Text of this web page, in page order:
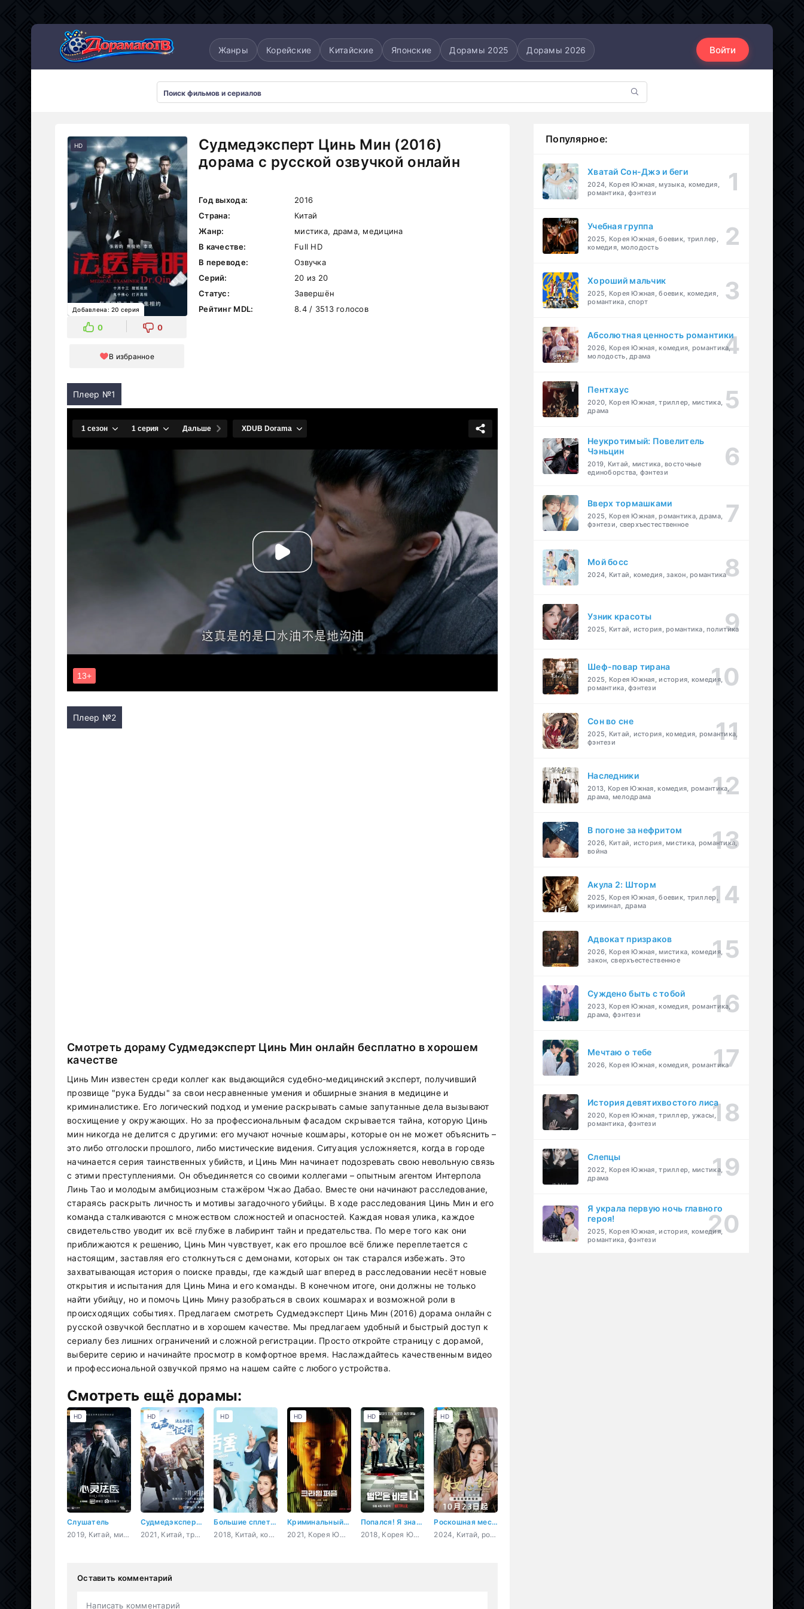
Жанры Корейские Китайские Японские Дорамы 2025 Дорамы 2026 Войти
HD
Добавлена: 20 серия
0 0
В избранное
Судмедэксперт Цинь Мин (2016)
дорама с русской озвучкой онлайн
Год выхода:
2016
Страна:
Китай
Жанр:
мистика, драма, медицина
В качестве:
Full HD
В переводе:
Озвучка
Серий:
20 из 20
Статус:
Завершён
Рейтинг MDL:
8.4 / 3513 голосов
Плеер №1
Плеер №2
Смотреть дораму Судмедэксперт Цинь Мин онлайн бесплатно в хорошем
качестве
Цинь Мин известен среди коллег как выдающийся судебно-медицинский эксперт, получивший
прозвище "рука Будды" за свои несравненные умения и обширные знания в медицине и
криминалистике. Его логический подход и умение раскрывать самые запутанные дела вызывают
восхищение у окружающих. Но за профессиональным фасадом скрывается тайна, которую Цинь
мин никогда не делится с другими: его мучают ночные кошмары, которые он не может объяснить –
это либо отголоски прошлого, либо мистические видения. Ситуация усложняется, когда в городе
начинается серия таинственных убийств, и Цинь Мин начинает подозревать свою невольную связь
с этими преступлениями. Он объединяется со своими коллегами – опытным агентом Интерпола
Линь Тао и молодым амбициозным стажёром Чжао Дабао. Вместе они начинают расследование,
стараясь раскрыть личность и мотивы загадочного убийцы. В ходе расследования Цинь Мин и его
команда сталкиваются с множеством сложностей и опасностей. Каждая новая улика, каждое
свидетельство уводит их всё глубже в лабиринт тайн и предательства. По мере того как они
приближаются к решению, Цинь Мин чувствует, как его прошлое всё ближе переплетается с
настоящим, заставляя его столкнуться с демонами, которых он так старался избежать. Это
захватывающая история о поиске правды, где каждый шаг вперед в расследовании несёт новые
открытия и испытания для Цинь Мина и его команды. В конечном итоге, они должны не только
найти убийцу, но и помочь Цинь Мину разобраться в своих кошмарах и возможной роли в
происходящих событиях. Предлагаем смотреть Судмедэксперт Цинь Мин (2016) дорама онлайн с
русской озвучкой бесплатно и в хорошем качестве. Мы предлагаем удобный и быстрый доступ к
сериалу без лишних ограничений и сложной регистрации. Просто откройте страницу с дорамой,
выберите серию и начинайте просмотр в комфортное время. Наслаждайтесь качественным видео
и профессиональной озвучкой прямо на нашем сайте с любого устройства.
Смотреть ещё дорамы:
Слушатель
2019, Китай, мистика, медицина
HD
Судмедэксперт Цинь Мин: Немое доказательство
2021, Китай, триллер, мистика
HD
Большие сплетни
2018, Китай, комедия, романтика
HD
Криминальный пазл
2021, Корея Южная, триллер, мистика, психология, криминал
HD
Попался! Я знаю, кто ты!
2018, Корея Южная, триллер, мистика, комедия
HD
Роскошная месть
2024, Китай, романтика, восточные единоборства
HD
Оставить комментарий
Написать комментарий
Популярное:
Хватай Сон-Джэ и беги
2024, Корея Южная, музыка, комедия,
романтика, фэнтези
Учебная группа
2025, Корея Южная, боевик, триллер,
комедия, молодость
Хороший мальчик
2025, Корея Южная, боевик, комедия,
романтика, спорт
Абсолютная ценность романтики
2026, Корея Южная, комедия, романтика,
молодость, драма
Пентхаус
2020, Корея Южная, триллер, мистика,
драма
Неукротимый: Повелитель
Чэньцин
2019, Китай, мистика, восточные
единоборства, фэнтези
Вверх тормашками
2025, Корея Южная, романтика, драма,
фэнтези, сверхъестественное
Мой босс
2024, Китай, комедия, закон, романтика
Узник красоты
2025, Китай, история, романтика, политика
Шеф-повар тирана
2025, Корея Южная, история, комедия,
романтика, фэнтези
Cон во сне
2025, Китай, история, комедия, романтика,
фэнтези
Наследники
2013, Корея Южная, комедия, романтика,
драма, мелодрама
В погоне за нефритом
2026, Китай, история, мистика, романтика,
война
Акула 2: Шторм
2025, Корея Южная, боевик, триллер,
криминал, драма
Адвокат призраков
2026, Корея Южная, мистика, комедия,
закон, сверхъестественное
Суждено быть с тобой
2023, Корея Южная, комедия, романтика,
драма, фэнтези
Мечтаю о тебе
2026, Корея Южная, комедия, романтика
История девятихвостого лиса
2020, Корея Южная, триллер, ужасы,
романтика, фэнтези
Слепцы
2022, Корея Южная, триллер, мистика,
драма
Я украла первую ночь главного
героя!
2025, Корея Южная, история, комедия,
романтика, фэнтези
Дорамы 2025 Дорамы 2026